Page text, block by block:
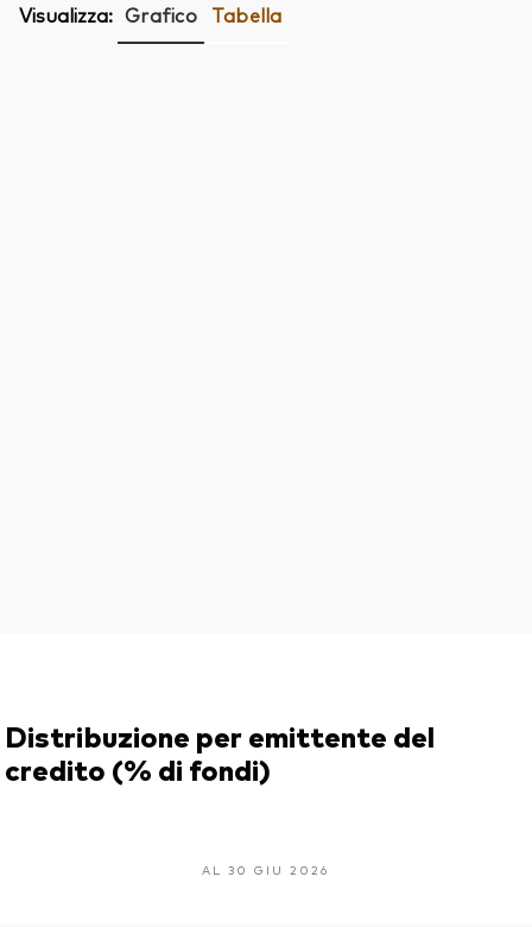
Visualizza: Grafico Tabella
Distribuzione per emittente del
credito (% di fondi)
AL 30 GIU 2026